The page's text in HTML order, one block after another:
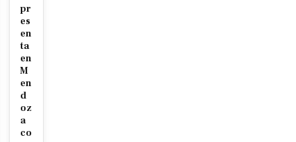
pr
es
en
ta
en
M
en
d
oz
a
co